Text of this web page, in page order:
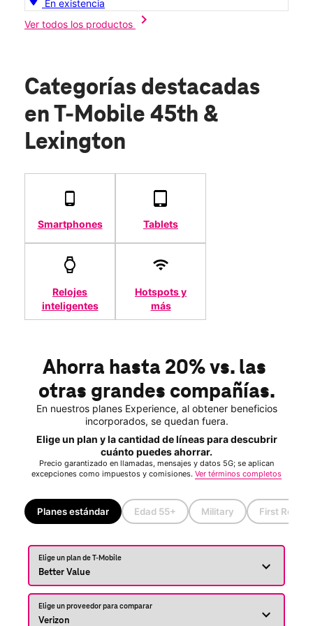
En existencia
Ver todos los productos
chevron_right
Categorías destacadas
en T-Mobile 45th &
Lexington
Smartphones Tablets
Relojes
inteligentes
Hotspots y
más